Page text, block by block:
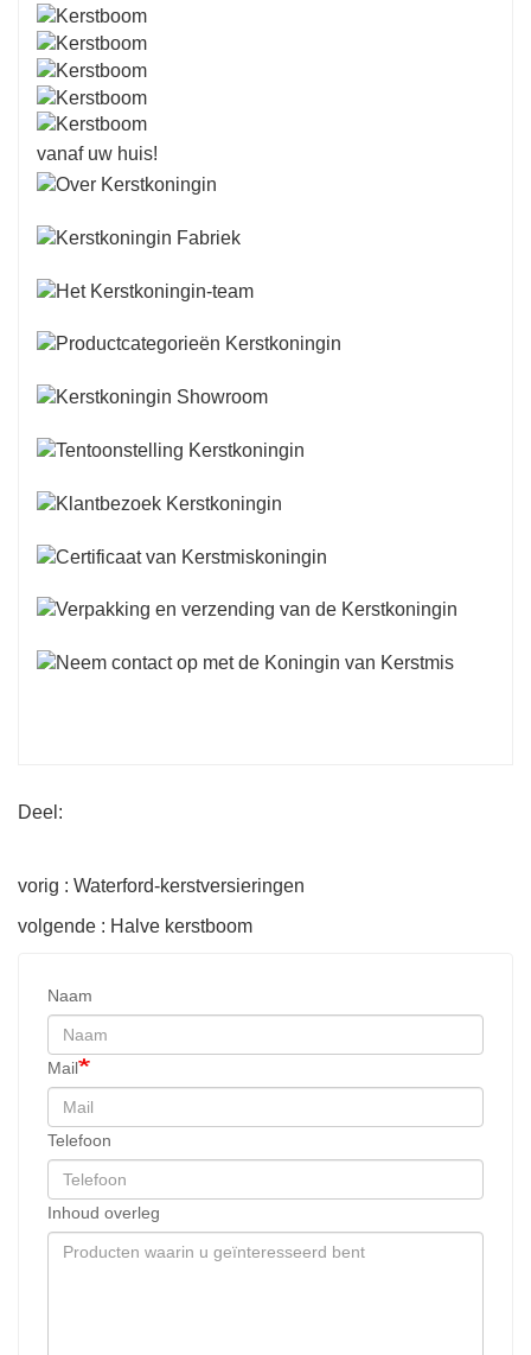
vanaf uw huis!
Deel:
vorig : Waterford-kerstversieringen
volgende : Halve kerstboom
Naam
Mail
Telefoon
Inhoud overleg